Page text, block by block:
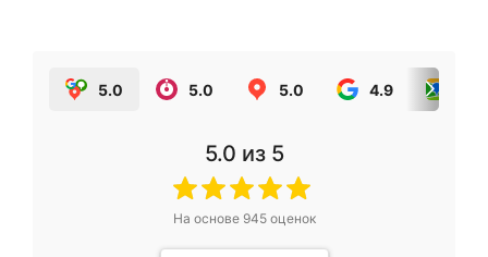
5.0 5.0 5.0 4.9
5.0 из 5
На основе 945оценок